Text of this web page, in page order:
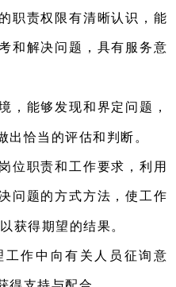
职责权限有清晰认识，能
和解决问题，具有服务意
，能够发现和界定问题，
恰当的评估和判断。
位职责和工作要求，利用
问题的方式方法，使工作
获得期望的结果。
工作中向有关人员征询意